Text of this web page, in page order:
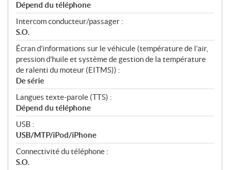
Dépend du téléphone
Intercom conducteur/passager :
S.O.
Écran d’informations sur le véhicule (température de l’air,
pression d’huile et système de gestion de la température
de ralenti du moteur (EITMS)) :
De série
Langues texte-parole (TTS) :
Dépend du téléphone
USB :
USB/MTP/iPod/iPhone
Connectivité du téléphone :
S.O.